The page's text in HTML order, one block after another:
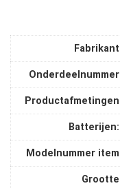
Fabrikant
Onderdeelnummer
Productafmetingen
Batterijen:
Modelnummer item
Grootte